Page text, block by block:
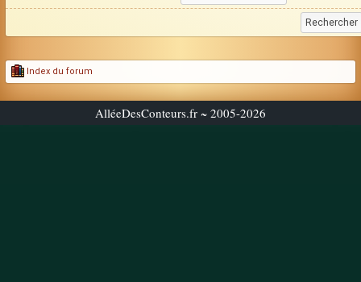
Index du forum
AlléeDesConteurs.fr ~ 2005-2026